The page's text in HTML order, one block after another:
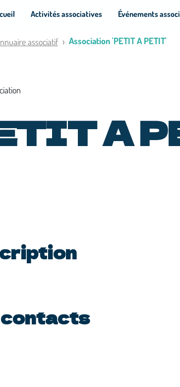
Activités associatives Événements
associatif Association 'PETIT A PETIT'
A